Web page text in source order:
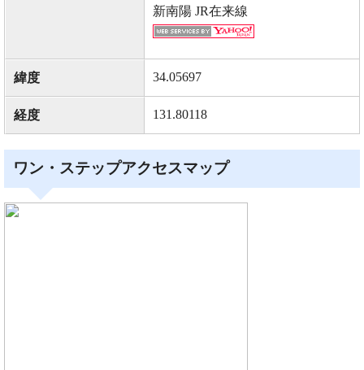
新南陽 JR在来線
緯度 34.05697
経度 131.80118
ワン・ステップアクセスマップ